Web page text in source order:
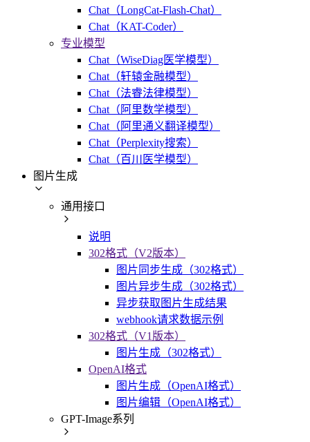
Chat（LongCat-Flash-Chat）
Chat（KAT-Coder）
专业模型
Chat（WiseDiag医学模型）
Chat（轩辕金融模型）
Chat（法睿法律模型）
Chat（阿里数学模型）
Chat（阿里通义翻译模型）
Chat（Perplexity搜索）
Chat（百川医学模型）
图片生成
通用接口
说明
302格式（V2版本）
图片同步生成（302格式）
图片异步生成（302格式）
异步获取图片生成结果
webhook请求数据示例
302格式（V1版本）
图片生成（302格式）
OpenAI格式
图片生成（OpenAI格式）
图片编辑（OpenAI格式）
GPT-Image系列